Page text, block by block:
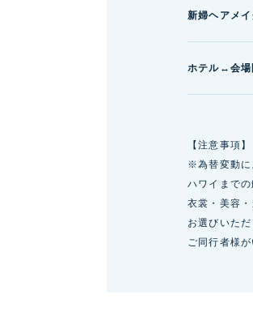
新婦ヘアメイ
ホテル↔会場
【注意事項】
※為替変動に
ハワイまで
衣裳・美容
お選びいた
ご同行者様